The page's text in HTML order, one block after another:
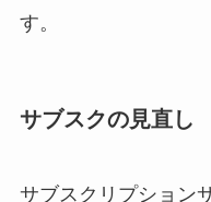
す。
サブスクの見直し
サブスクリプション